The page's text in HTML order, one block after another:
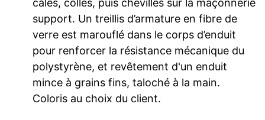
support. Un treillis d’armature en fibre de
verre est marouflé dans le corps d’enduit
pour renforcer la résistance mécanique du
polystyrène, et revêtement d'un enduit
mince à grains fins, taloché à la main.
Coloris au choix du client.